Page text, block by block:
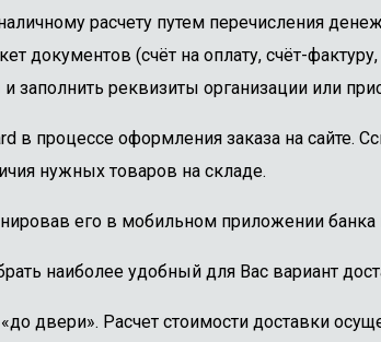
расчету путем перечисления
документов (счёт на оплату, счёт-
реквизиты организации или
в процессе оформления заказа на сайте.
нужных товаров на складе.
его в мобильном приложении банка
наиболее удобный для Вас вариант
двери». Расчет стоимости доставки